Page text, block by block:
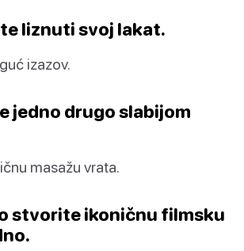
liznuti svoj lakat.
izazov.
jedno drugo slabijom
masažu vrata.
stvorite ikoničnu filmsku